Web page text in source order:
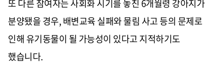
또 다른 참여자는 사회화 시기를 놓친 6개월령 강아지가
분양됐을 경우,배변교육 실패와 물림 사고 등의 문제로
인해 유기동물이 될 가능성이 있다고 지적하기도
했습니다.